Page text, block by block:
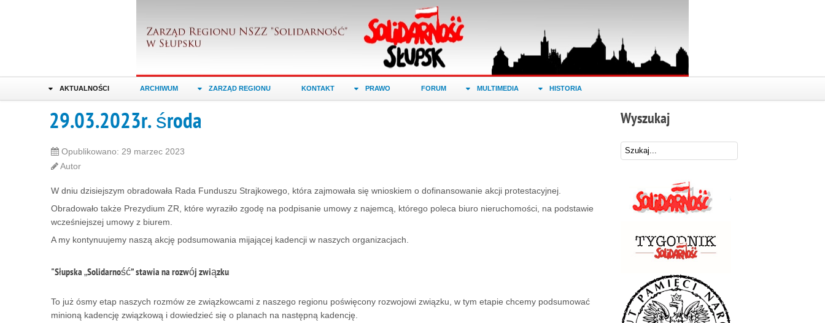
AKTUALNOŚCI ARCHIWUM ZARZĄD REGIONU KONTAKT PRAWO FORUM MULTIMEDIA HISTORIA
29.03.2023r. środa
Opublikowano: 29 marzec 2023
Autor
W dniu dzisiejszym obradowała Rada Funduszu Strajkowego, która zajmowała się wnioskiem o dofinansowanie akcji protestacyjnej.
Obradowało także Prezydium ZR, które wyraziło zgodę na podpisanie umowy z najemcą, którego poleca biuro nieruchomości, na podstawie
wcześniejszej umowy z biurem.
A my kontynuujemy naszą akcję podsumowania mijającej kadencji w naszych organizacjach.
"Słupska „Solidarność” stawia na rozwój związku
To już ósmy etap naszych rozmów ze związkowcami z naszego regionu poświęcony rozwojowi związku, w tym etapie chcemy podsumować
minioną kadencję związkową i dowiedzieć się o planach na następną kadencję.
Wyszukaj